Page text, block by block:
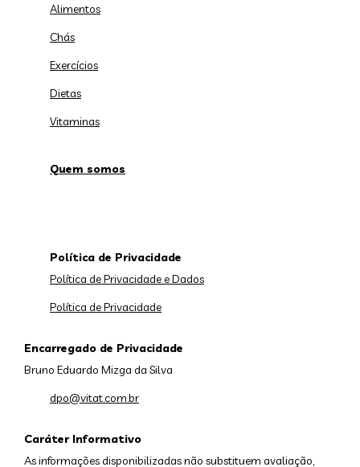
Alimentos
Chás
Exercícios
Dietas
Vitaminas
Quem somos
Caráter Informativo
As informações disponibilizadas não substituem avaliação,
Política de Privacidade
Política de Privacidade e Dados
Política de Privacidade
Encarregado de Privacidade
Bruno Eduardo Mizga da Silva
dpo@vitat.com.br